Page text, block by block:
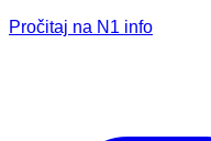
Pročitaj na N1 info